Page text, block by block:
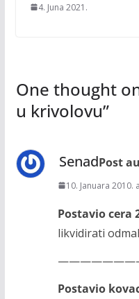
4. Juna 2021.
One thought
u krivolovu”
SenadPost
10. Januara 2010.
Postavio cera
likvidirati
Postavio